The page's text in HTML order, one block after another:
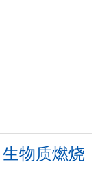
物质燃烧